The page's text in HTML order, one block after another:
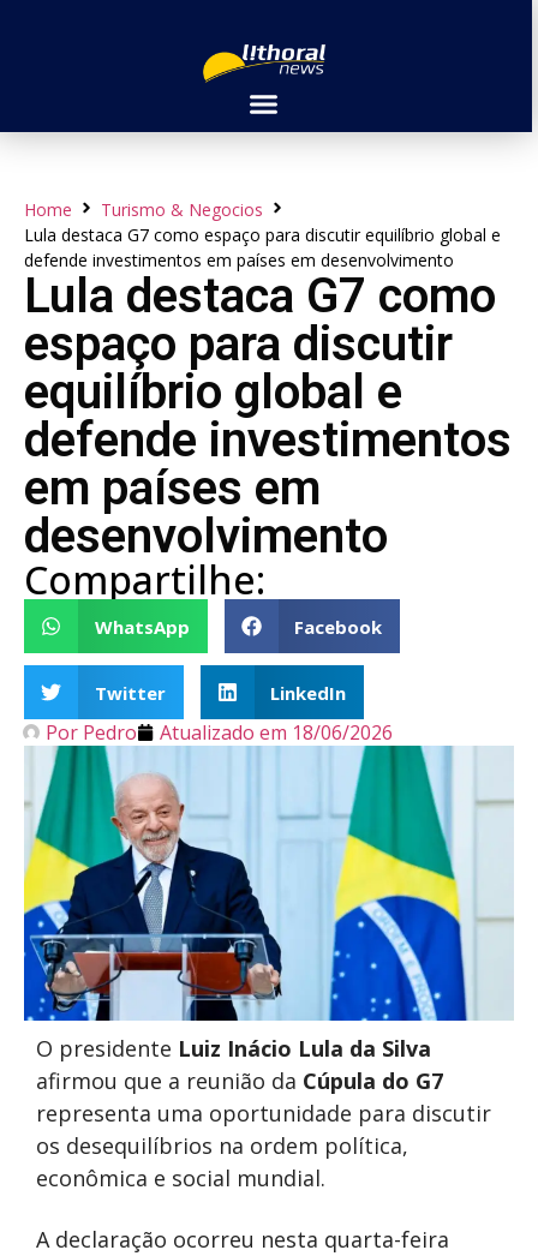
Home
Turismo & Negocios
Lula destaca G7 como espaço para discutir equilíbrio global e
defende investimentos em países em desenvolvimento
Lula destaca G7 como
espaço para discutir
equilíbrio global e
defende investimentos
em países em
desenvolvimento
Compartilhe:
WhatsApp Facebook
Twitter LinkedIn
Por Pedro Atualizado em 18/06/2026
O presidente Luiz Inácio Lula da Silva
afirmou que a reunião da Cúpula do G7
representa uma oportunidade para discutir
os desequilíbrios na ordem política,
econômica e social mundial.
A declaração ocorreu nesta quarta-feira